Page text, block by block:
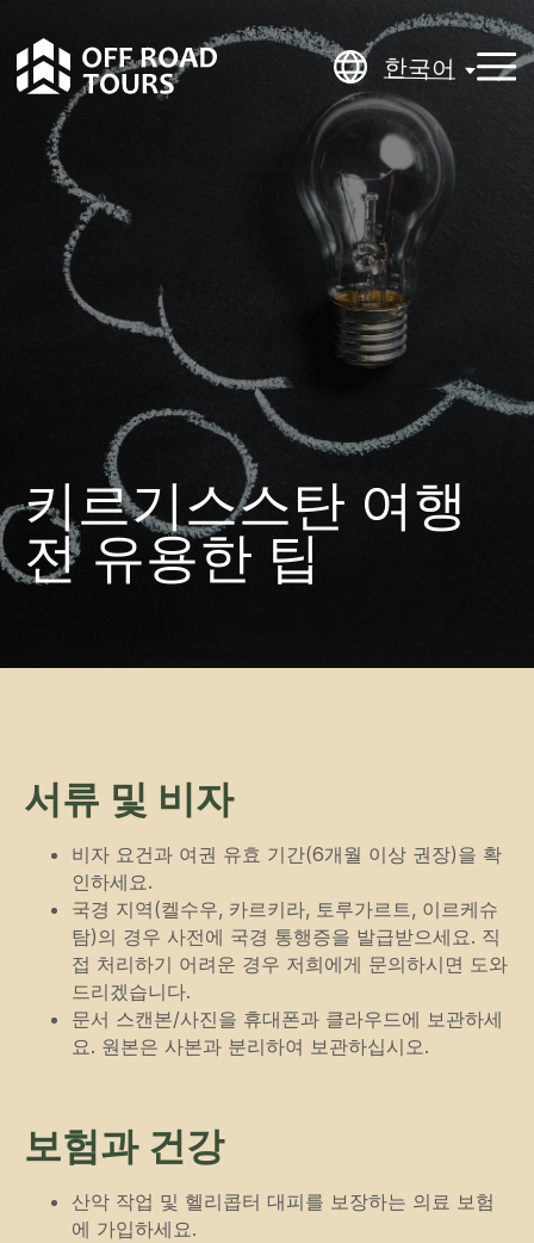
한국어
한국어
키르기스스탄 여행
전 유용한 팁
서류 및 비자
비자 요건과 여권 유효 기간(6개월 이상 권장)을 확
인하세요.
국경 지역(켈수우, 카르키라, 토루가르트, 이르케슈
탐)의 경우 사전에 국경 통행증을 발급받으세요. 직
접 처리하기 어려운 경우 저희에게 문의하시면 도와
드리겠습니다.
문서 스캔본/사진을 휴대폰과 클라우드에 보관하세
요. 원본은 사본과 분리하여 보관하십시오.
보험과 건강
산악 작업 및 헬리콥터 대피를 보장하는 의료 보험
에 가입하세요.